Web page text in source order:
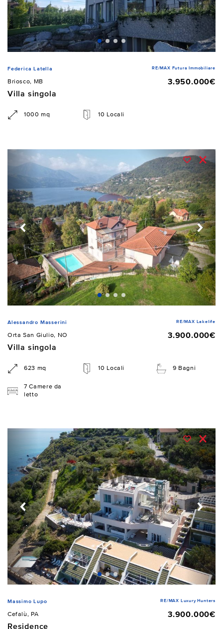
Federica Latella RE/MAX Futura Immobiliare
Briosco, MB
3.950.000€
Villa singola
1000 mq 10 Locali
Alessandro Masserini RE/MAX Lakelife
Orta San Giulio, NO
3.900.000€
Villa singola
623 mq 10 Locali 9 Bagni
7 Camere da
letto
Massimo Lupo RE/MAX Luxury Hunters
Cefalù, PA
3.900.000€
Residence